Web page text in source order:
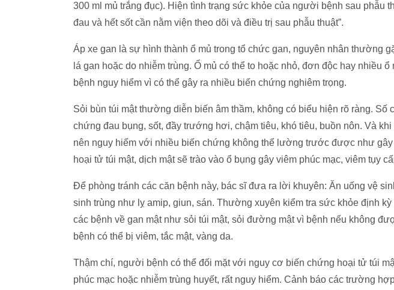
300 ml mủ trắng đục). Hiện tình trạng sức khỏe của người bệnh sau phẫu
đau và hết sốt cần nằm viện theo dõi và điều trị sau phẫu thuật”.
Áp xe gan là sự hình thành ổ mủ trong tổ chức gan, nguyên nhân thường
lá gan hoặc do nhiễm trùng. Ổ mủ có thể to hoặc nhỏ, đơn độc hay nhiều
bệnh nguy hiểm vì có thể gây ra nhiều biến chứng nghiêm trọng.
Sỏi bùn túi mật thường diễn biến âm thầm, không có biểu hiện rõ ràng. Số
chứng đau bụng, sốt, đầy trướng hơi, chậm tiêu, khó tiêu, buồn nôn. Và
nên nguy hiểm với nhiều biến chứng không thể lường trước được như gây
hoại tử túi mật, dịch mật sẽ trào vào ổ bụng gây viêm phúc mạc, viêm tụy
Để phòng tránh các căn bệnh này, bác sĩ đưa ra lời khuyên: Ăn uống vệ
sinh trùng như lỵ amip, giun, sán. Thường xuyên kiểm tra sức khỏe định
các bệnh về gan mật như sỏi túi mật, sỏi đường mật vì bệnh nếu không
bệnh có thể bị viêm, tắc mật, vàng da.
Thậm chí, người bệnh có thể đối mặt với nguy cơ biến chứng hoại tử túi
phúc mạc hoặc nhiễm trùng huyết, rất nguy hiểm. Cảnh báo các trường